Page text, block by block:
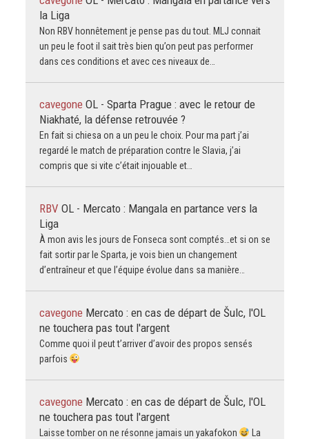
la Liga
Non RBV honnêtement je pense pas du tout. MLJ connait
un peu le foot il sait très bien qu’on peut pas performer
dans ces conditions et avec ces niveaux de…
cavegone OL - Sparta Prague : avec le retour de
Niakhaté, la défense retrouvée ?
En fait si chiesa on a un peu le choix. Pour ma part j’ai
regardé le match de préparation contre le Slavia, j’ai
compris que si vite c’était injouable et…
RBV OL - Mercato : Mangala en partance vers la
Liga
À mon avis les jours de Fonseca sont comptés…et si on se
fait sortir par le Sparta, je vois bien un changement
d’entraîneur et que l’équipe évolue dans sa manière…
cavegone Mercato : en cas de départ de Šulc, l'OL
ne touchera pas tout l'argent
Comme quoi il peut t’arriver d’avoir des propos sensés
parfois
cavegone Mercato : en cas de départ de Šulc, l'OL
ne touchera pas tout l'argent
Laisse tomber on ne résonne jamais un yakafokon
La